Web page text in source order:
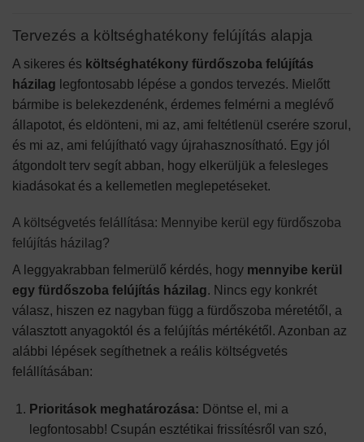
Tervezés a költséghatékony felújítás alapja
A sikeres és költséghatékony fürdőszoba felújítás
házilag legfontosabb lépése a gondos tervezés. Mielőtt
bármibe is belekezdenénk, érdemes felmérni a meglévő
állapotot, és eldönteni, mi az, ami feltétlenül cserére szorul,
és mi az, ami felújítható vagy újrahasznosítható. Egy jól
átgondolt terv segít abban, hogy elkerüljük a felesleges
kiadásokat és a kellemetlen meglepetéseket.
A költségvetés felállítása: Mennyibe kerül egy fürdőszoba
felújítás házilag?
A leggyakrabban felmerülő kérdés, hogy mennyibe kerül
egy fürdőszoba felújítás házilag. Nincs egy konkrét
válasz, hiszen ez nagyban függ a fürdőszoba méretétől, a
választott anyagoktól és a felújítás mértékétől. Azonban az
alábbi lépések segíthetnek a reális költségvetés
felállításában:
Prioritások meghatározása: Döntse el, mi a
legfontosabb! Csupán esztétikai frissítésről van szó,